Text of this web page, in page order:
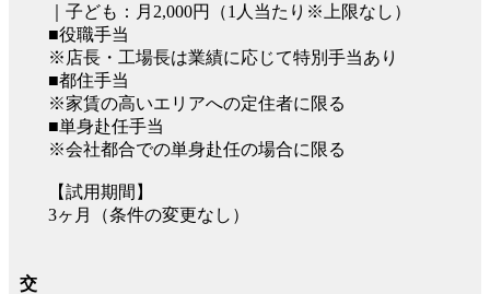
｜子ども：月2,000円（1人当たり※上限なし）
■役職手当
※店長・工場長は業績に応じて特別手当あり
■都住手当
※家賃の高いエリアへの定住者に限る
■単身赴任手当
※会社都合での単身赴任の場合に限る
【試用期間】
3ヶ月（条件の変更なし）
交